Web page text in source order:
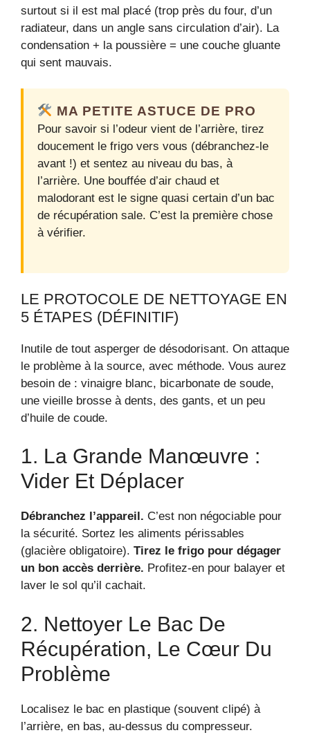
surtout si il est mal placé (trop près du four, d’un
radiateur, dans un angle sans circulation d’air). La
condensation + la poussière = une couche gluante
qui sent mauvais.
MA PETITE ASTUCE DE PRO
Pour savoir si l’odeur vient de l’arrière, tirez
doucement le frigo vers vous (débranchez-le
avant !) et sentez au niveau du bas, à
l’arrière. Une bouffée d’air chaud et
malodorant est le signe quasi certain d’un bac
de récupération sale. C’est la première chose
à vérifier.
LE PROTOCOLE DE NETTOYAGE EN
5 ÉTAPES (DÉFINITIF)
Inutile de tout asperger de désodorisant. On attaque
le problème à la source, avec méthode. Vous aurez
besoin de : vinaigre blanc, bicarbonate de soude,
une vieille brosse à dents, des gants, et un peu
d’huile de coude.
1. La Grande Manœuvre :
Vider Et Déplacer
Débranchez l’appareil. C’est non négociable pour
la sécurité. Sortez les aliments périssables
(glacière obligatoire). Tirez le frigo pour dégager
un bon accès derrière. Profitez-en pour balayer et
laver le sol qu’il cachait.
2. Nettoyer Le Bac De
Récupération, Le Cœur Du
Problème
Localisez le bac en plastique (souvent clipé) à
l’arrière, en bas, au-dessus du compresseur.